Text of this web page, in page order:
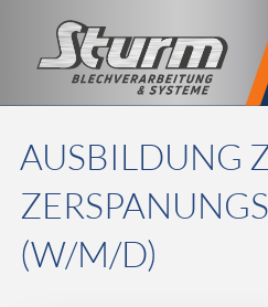
AUSBILDUNG
(W/M/D)